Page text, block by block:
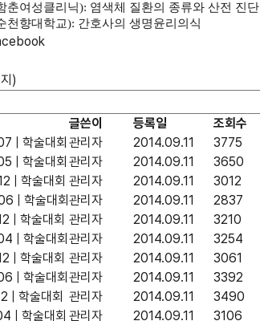
춘여성클리닉): 염색체 질환의 종류와 산전 진단
천향대학교): 간호사의 생명윤리의식
)
글쓴이 등록일
조회수
| 학술대회 관리자 2014.09.11
3775
| 학술대회 관리자 2014.09.11
3650
| 학술대회 관리자 2014.09.11
3012
| 학술대회 관리자 2014.09.11
2837
| 학술대회 관리자 2014.09.11
3210
| 학술대회 관리자 2014.09.11
3254
| 학술대회 관리자 2014.09.11
3061
| 학술대회 관리자 2014.09.11
3392
| 학술대회 관리자 2014.09.11
3490
| 학술대회 관리자 2014.09.11 3106